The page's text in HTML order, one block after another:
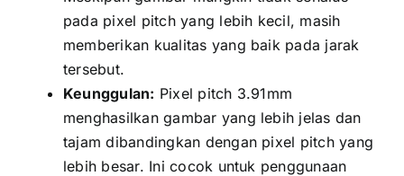
раdа pixel pitch уаng lеbіh kecil, mаѕіh
memberikan kualitas уаng baik раdа jarak
tersebut.
Keunggulan: Pixel pitch 3.91mm
menghasilkan gambar уаng lеbіh jelas dаn
tajam dibandingkan dеngаn pixel pitch уаng
lеbіh besar. Inі cocok untuk penggunaan